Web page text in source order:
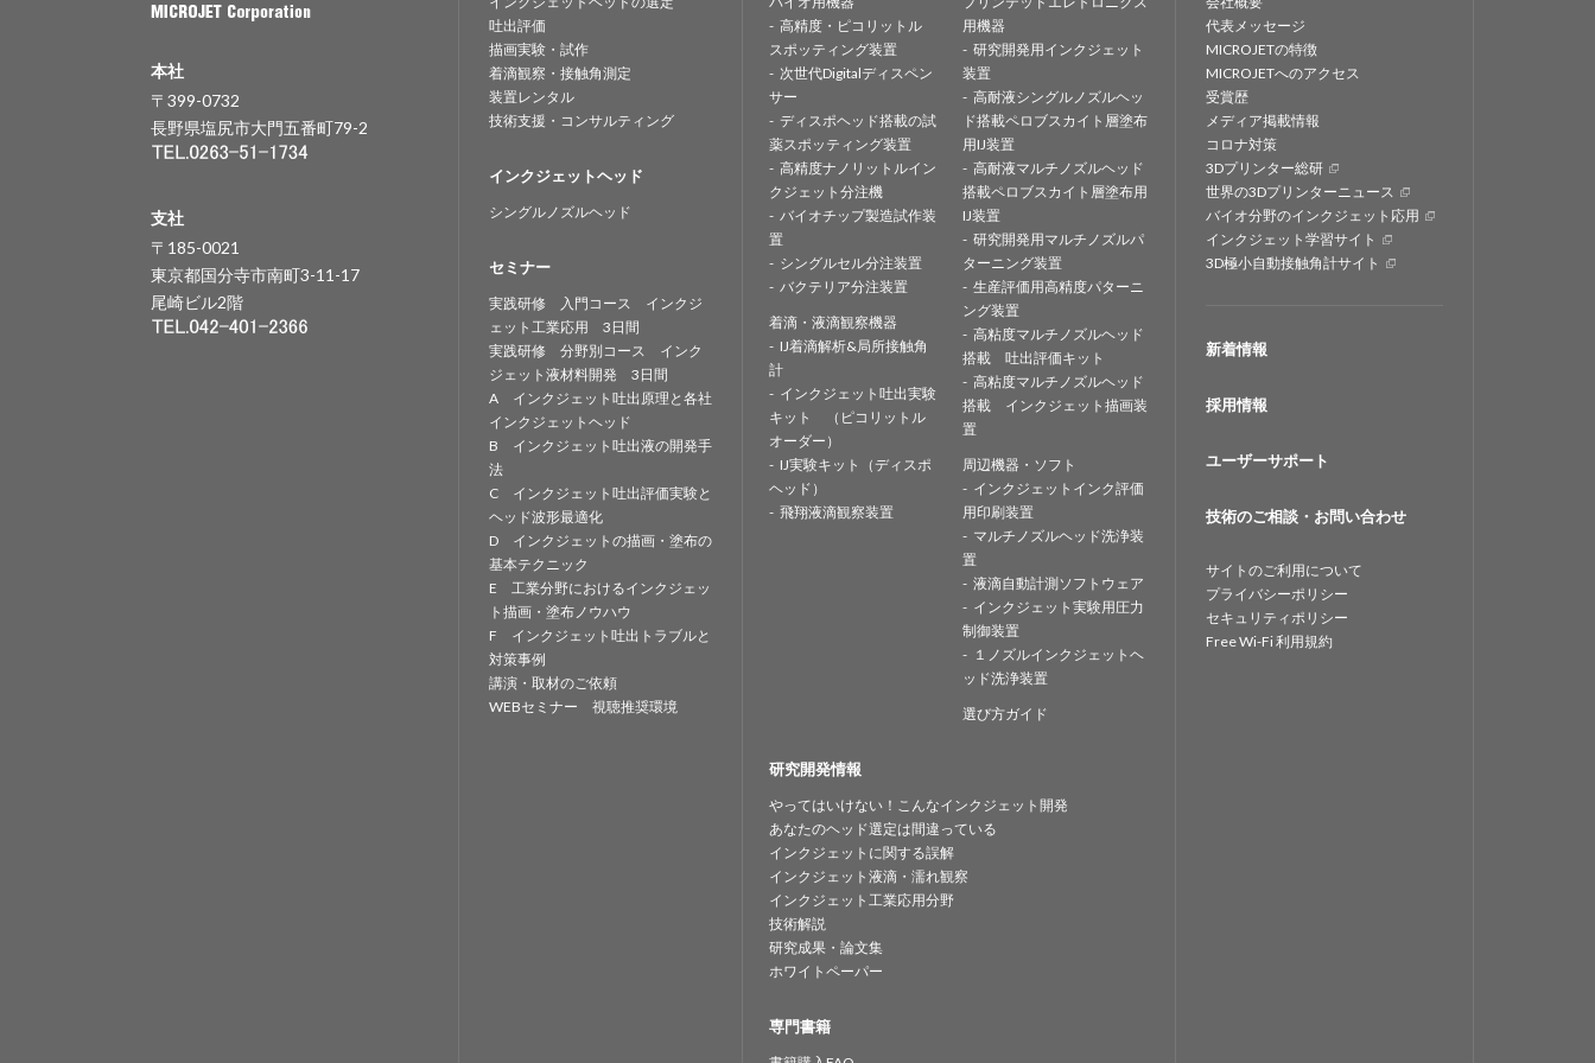
本社
〒399-0732
長野県塩尻市大門五番町79-2
支社
〒185-0021
東京都国分寺市南町3-11-17
尾崎ビル2階
吐出評価
描画実験・試作
着滴観察・接触角測定
装置レンタル
技術支援・コンサルティング
インクジェットヘッド
シングルノズルヘッド
セミナー
実践研修 入門コース インクジ
ェット工業応用 3日間
実践研修 分野別コース インク
ジェット液材料開発 3日間
A インクジェット吐出原理と各社
インクジェットヘッド
B インクジェット吐出液の開発手
法
C インクジェット吐出評価実験と
ヘッド波形最適化
D インクジェットの描画・塗布の
基本テクニック
E 工業分野におけるインクジェッ
ト描画・塗布ノウハウ
F インクジェット吐出トラブルと
対策事例
講演・取材のご依頼
WEBセミナー 視聴推奨環境
高精度・ピコリットル
スポッティング装置
次世代Digitalディスペン
サー
ディスポヘッド搭載の試
薬スポッティング装置
高精度ナノリットルイン
クジェット分注機
バイオチップ製造試作装
置
シングルセル分注装置
バクテリア分注装置
着滴・液滴観察機器
IJ着滴解析&局所接触角
計
インクジェット吐出実験
キット （ピコリットル
オーダー）
IJ実験キット（ディスポ
ヘッド）
飛翔液滴観察装置
用機器
研究開発用インクジェット
装置
高耐液シングルノズルヘッ
ド搭載ペロブスカイト層塗布
用IJ装置
高耐液マルチノズルヘッド
搭載ペロブスカイト層塗布用
IJ装置
研究開発用マルチノズルパ
ターニング装置
生産評価用高精度パターニ
ング装置
高粘度マルチノズルヘッド
搭載 吐出評価キット
高粘度マルチノズルヘッド
搭載 インクジェット描画装
置
周辺機器・ソフト
インクジェットインク評価
用印刷装置
マルチノズルヘッド洗浄装
置
液滴自動計測ソフトウェア
インクジェット実験用圧力
制御装置
１ノズルインクジェットヘ
ッド洗浄装置
選び方ガイド
研究開発情報
やってはいけない！こんなインクジェット開発
あなたのヘッド選定は間違っている
インクジェットに関する誤解
インクジェット液滴・濡れ観察
インクジェット工業応用分野
技術解説
研究成果・論文集
ホワイトペーパー
専門書籍
代表メッセージ
MICROJETの特徴
MICROJETへのアクセス
受賞歴
メディア掲載情報
コロナ対策
3Dプリンター総研
世界の3Dプリンターニュース
バイオ分野のインクジェット応用
インクジェット学習サイト
3D極小自動接触角計サイト
新着情報
採用情報
ユーザーサポート
技術のご相談・お問い合わせ
サイトのご利用について
プライバシーポリシー
セキュリティポリシー
Free Wi-Fi 利用規約